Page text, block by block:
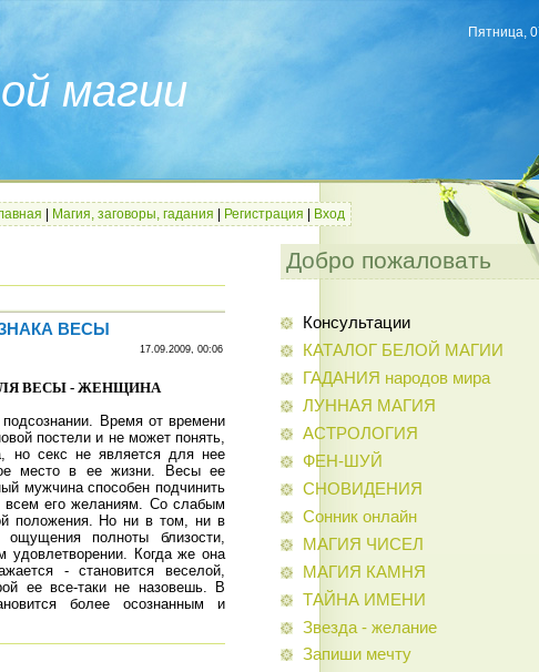
магии
Пятница,
Магия, заговоры, гадания Регистрация Вход
ВЕСЫ
17.09.2009, 00:06
ВЕСЫ - ЖЕНЩИНА
Время от времени
постели и не может понять,
но секс не является для нее
место в ее жизни. Весы ее
мужчина способен подчинить
всем его желаниям. Со слабым
положения. Но ни в том, ни в
полноты близости,
удовлетворении. Когда же она
- становится веселой,
ее все-таки не назовешь. В
более осознанным и
Добро пожаловать
Консультации
КАТАЛОГ БЕЛОЙ МАГИИ
ГАДАНИЯ народов мира
ЛУННАЯ МАГИЯ
АСТРОЛОГИЯ
ФЕН-ШУЙ
СНОВИДЕНИЯ
Сонник онлайн
МАГИЯ ЧИСЕЛ
МАГИЯ КАМНЯ
ТАЙНА ИМЕНИ
Звезда - желание
Запиши мечту